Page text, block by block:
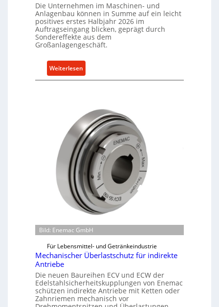
Die Unternehmen im Maschinen- und
Anlagenbau können in Summe auf ein leicht
positives erstes Halbjahr 2026 im
Auftragseingang blicken, geprägt durch
Sondereffekte aus dem
Großanlagengeschäft.
Weiterlesen:
M
h
i
n
e
n
b
a
u
-
B
s
t
e
l
u
n
g
Bild: Enemac GmbH
Für Lebensmittel- und Getränkeindustrie
Mechanischer Überlastschutz für indirekte
Antriebe
Die neuen Baureihen ECV und ECW der
Edelstahlsicherheitskupplungen von Enemac
schützen indirekte Antriebe mit Ketten oder
Zahnriemen mechanisch vor